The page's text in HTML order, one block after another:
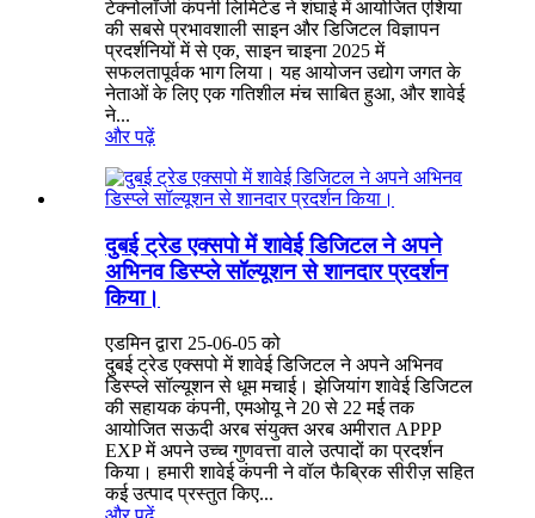
टेक्नोलॉजी कंपनी लिमिटेड ने शंघाई में आयोजित एशिया
की सबसे प्रभावशाली साइन और डिजिटल विज्ञापन
प्रदर्शनियों में से एक, साइन चाइना 2025 में
सफलतापूर्वक भाग लिया। यह आयोजन उद्योग जगत के
नेताओं के लिए एक गतिशील मंच साबित हुआ, और शावेई
ने...
और पढ़ें
दुबई ट्रेड एक्सपो में शावेई डिजिटल ने अपने
अभिनव डिस्प्ले सॉल्यूशन से शानदार प्रदर्शन
किया।
एडमिन द्वारा 25-06-05 को
दुबई ट्रेड एक्सपो में शावेई डिजिटल ने अपने अभिनव
डिस्प्ले सॉल्यूशन से धूम मचाई। झेजियांग शावेई डिजिटल
की सहायक कंपनी, एमओयू ने 20 से 22 मई तक
आयोजित सऊदी अरब संयुक्त अरब अमीरात APPP
EXP में अपने उच्च गुणवत्ता वाले उत्पादों का प्रदर्शन
किया। हमारी शावेई कंपनी ने वॉल फैब्रिक सीरीज़ सहित
कई उत्पाद प्रस्तुत किए...